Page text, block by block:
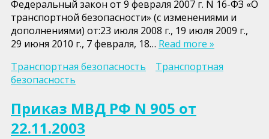
Федеральный закон от 9 февраля 2007 г. N 16-ФЗ «О
транспортной безопасности» (с изменениями и
дополнениями) от:23 июля 2008 г., 19 июля 2009 г.,
29 июня 2010 г., 7 февраля, 18… Read more »
Транспортная безопасность
Транспортная
безопасность
Приказ МВД РФ N 905 от
22.11.2003